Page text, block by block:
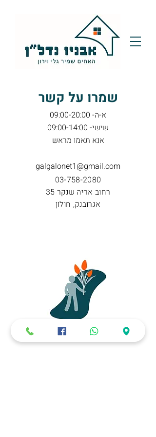
​שמרו על קשר
א-ה- 09:00-20:00
שישי- 09:00-14:00
אנא תאמו מראש
galgalonet1@gmail.com
03-758-2080
רחוב אריה שנקר 35
אגרובנק, חולון